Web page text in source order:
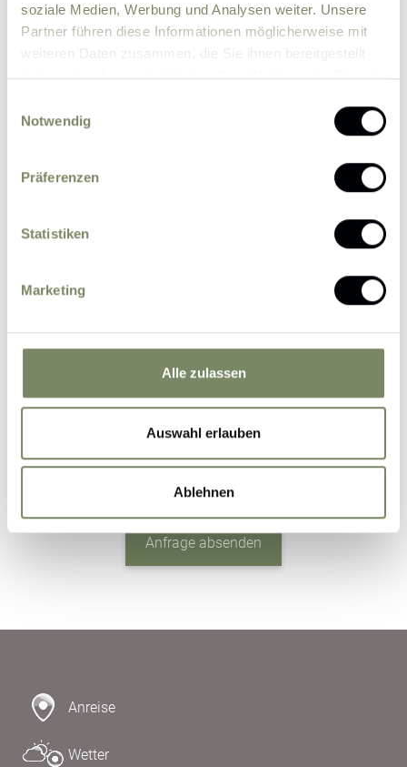
soziale Medien, Werbung und Analysen weiter. Unsere
Partner führen diese Informationen möglicherweise mit
weiteren Daten zusammen, die Sie ihnen bereitgestellt
haben oder die sie im Rahmen Ihrer Nutzung der Dienste
Notwendig
Präferenzen
Statistiken
Marketing
Alle zulassen
Auswahl erlauben
Ablehnen
Bitte senden Sie mir zukünftig Informationen
Verarbeitung der von mir eingegebenen
personenbezogenen Daten durch den
datenschutzrechtlich Verantwortlichen zum
Zweck der Bearbeitung meiner Anfrage auf
Formulars erteilten Einwilligung erfolgt.
Informationen
Anfrage absenden
Anreise
Wetter